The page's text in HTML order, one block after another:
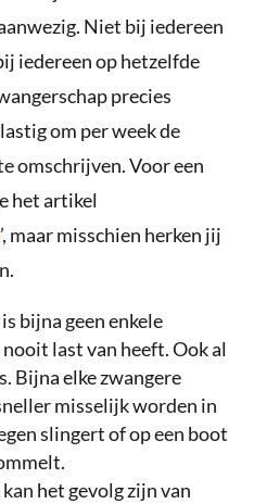
Niet bij iedereen
iedereen op hetzelfde
precies
om per week de
omschrijven. Voor een
het artikel
’, maar misschien herken jij
is bijna geen enkele
last van heeft. Ook al
Bijna elke zwangere
misselijk worden in
slingert of op een boot
het gevolg zijn van